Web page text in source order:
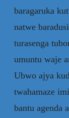
baragaruka
natwe
turasenga
umuntu waje
Ubwo ajya
twahamaze
bantu agenda